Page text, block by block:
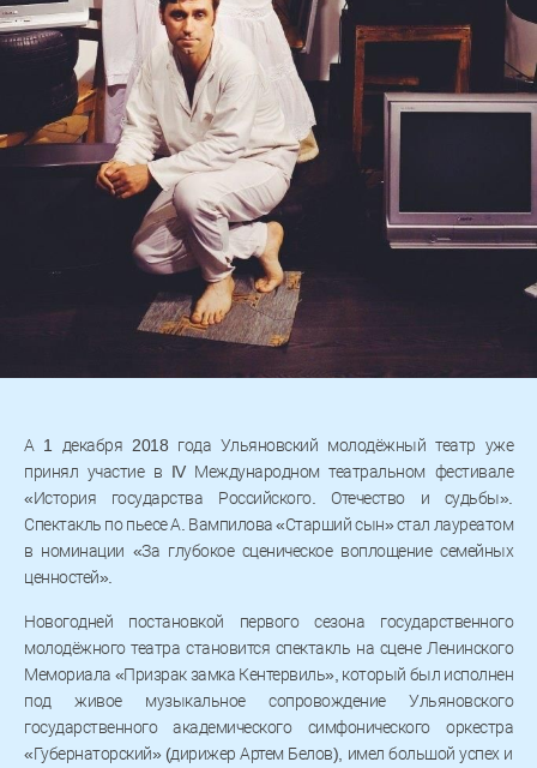
А 1 декабря 2018 года Ульяновский молодёжный театр уже
принял участие в IV Международном театральном фестивале
«История государства Российского. Отечество и судьбы».
Спектакль по пьесе А. Вампилова «Старший сын» стал лауреатом
в номинации «За глубокое сценическое воплощение семейных
ценностей».
Новогодней постановкой первого сезона государственного
молодёжного театра становится спектакль на сцене Ленинского
Мемориала «Призрак замка Кентервиль», который был исполнен
под живое музыкальное сопровождение Ульяновского
государственного академического симфонического оркестра
«Губернаторский» (дирижер Артем Белов), имел большой успех и